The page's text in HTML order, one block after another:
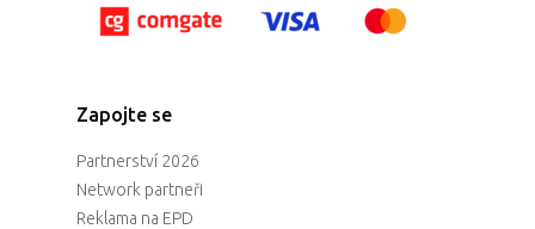
Zapojte se
Partnerství 2026
Network partneři
Reklama na EPD